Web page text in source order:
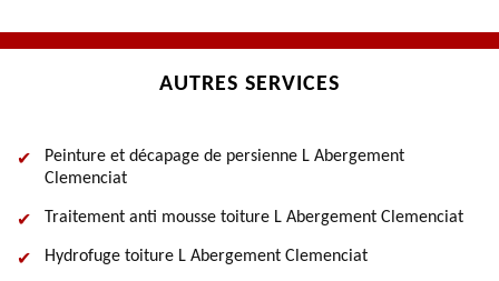
AUTRES SERVICES
Peinture et décapage de persienne L Abergement
Clemenciat
Traitement anti mousse toiture L Abergement Clemenciat
Hydrofuge toiture L Abergement Clemenciat